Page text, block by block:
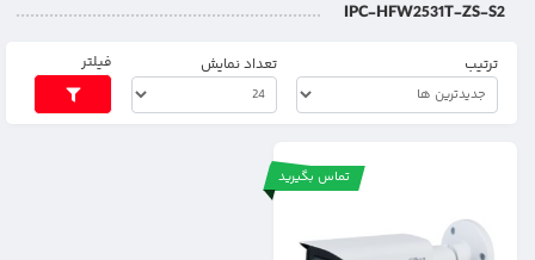
IPC-HFW2531T-ZS-S2
ترتیب تعداد نمایش فیلتر
تماس بگیرید